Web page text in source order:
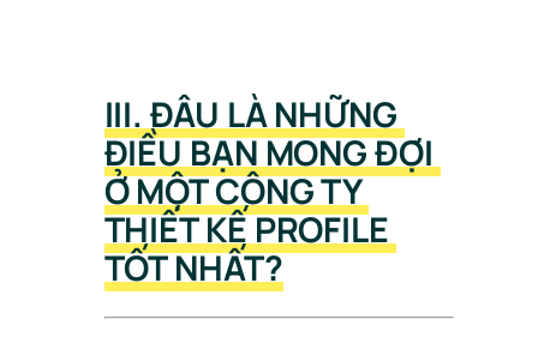
III. ĐÂU LÀ NHỮNG
ĐIỀU BẠN MONG ĐỢI
Ở MỘT CÔNG TY
THIẾT KẾ PROFILE
TỐT NHẤT?